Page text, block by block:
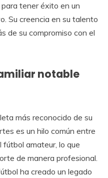
tener éxito en un
Su creencia en su talento
de su compromiso con el
notable
más reconocido de su
es un hilo común entre
fútbol amateur, lo que
de manera profesional.
ha creado un legado